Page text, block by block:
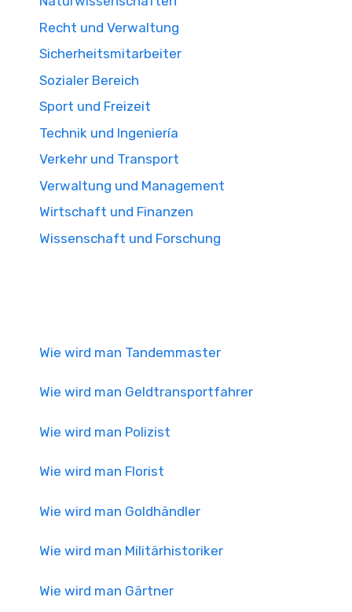
Recht und Verwaltung
Sicherheitsmitarbeiter
Sozialer Bereich
Sport und Freizeit
Technik und Ingeniería
Verkehr und Transport
Verwaltung und Management
Wirtschaft und Finanzen
Wissenschaft und Forschung
Wie wird man Tandemmaster
Wie wird man Geldtransportfahrer
Wie wird man Polizist
Wie wird man Florist
Wie wird man Goldhändler
Wie wird man Militärhistoriker
Wie wird man Gärtner